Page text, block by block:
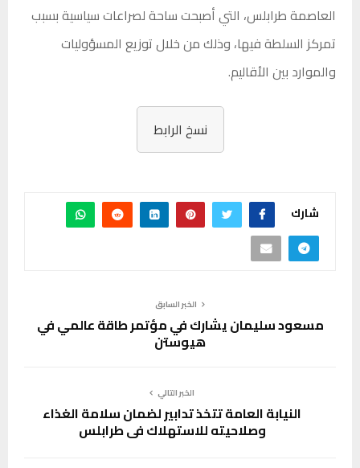
العاصمة طرابلس، التي أصبحت ساحة لصراعات سياسية بسبب
تمركز السلطة فيها، وذلك من خلال توزيع المسؤوليات
والموارد بين الأقاليم.
نسخ الرابط
شارك
الخبر السابق
مسعود سليمان يشارك في مؤتمر طاقة عالمي في
هيوستن
الخبر التالي
النيابة العامة تتخذ تدابير لضمان سلامة الغذاء
وصلاحيته للاستهلاك في طرابلس